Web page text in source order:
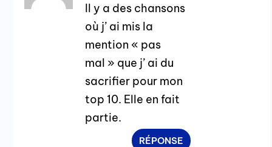
Il y a des chansons
où j’ ai mis la
mention « pas
mal » que j’ ai du
sacrifier pour mon
top 10. Elle en fait
partie.
RÉPONSE